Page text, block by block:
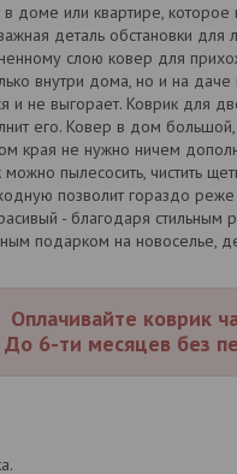
доме или квартире,
деталь обстановки
слою ковер для
внутри дома, но и на
и не выгорает. Коврик для
его. Ковер в дом
не нужно ничем
пылесосить, чистить
позволит гораздо реже
- благодаря
подарком на новоселье,
Оплачивайте коврик
До 6-ти месяцев без